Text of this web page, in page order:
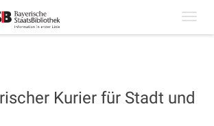
Kurier für Stadt und